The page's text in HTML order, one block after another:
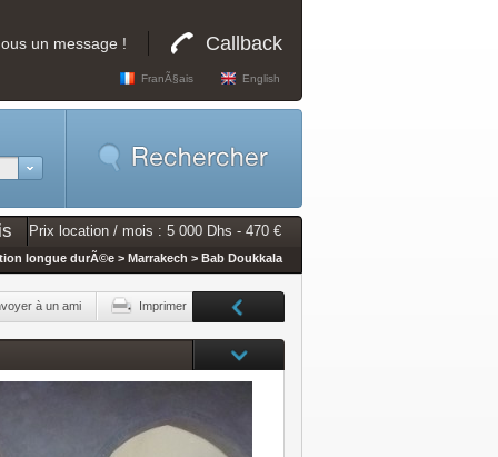
un message ! Callback
FranÃ§ais English
Prix location / mois : 5 000 Dhs - 470 €
longue durÃ©e > Marrakech > Bab Doukkala
à un ami Imprimer